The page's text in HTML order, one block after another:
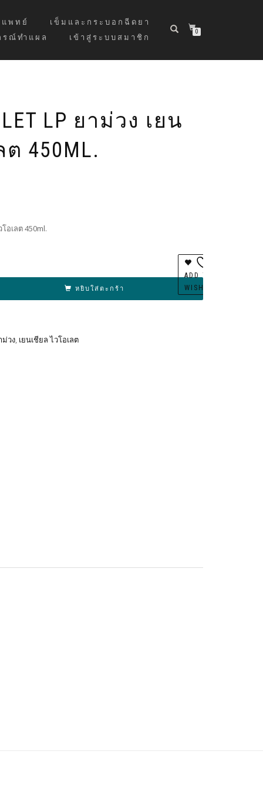
แพทย์
เข็มและกระบอกฉีดยา
รณ์ทำแผล
เข้าสู่ระบบสมาชิก
0
LP ยาม่วง เยน
450ML.
อเลต 450ml.
หยิบใส่ตะกร้า
ADD TO
WISHLIST
ม่วง, เยนเชียล ไวโอเลต